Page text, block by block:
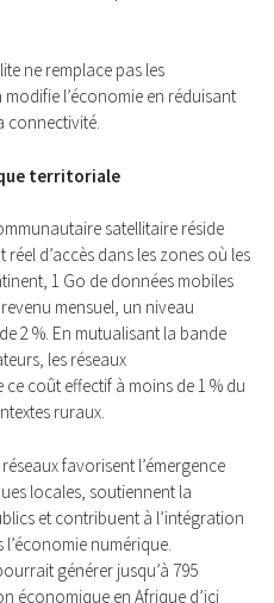
ne remplace pas les
l’économie en réduisant
connectivité.
territoriale
satellitaire réside
d’accès dans les zones où les
1 Go de données mobiles
mensuel, un niveau
2 %. En mutualisant la bande
les réseaux
coût effectif à moins de 1 % du
ruraux.
favorisent l’émergence
locales, soutiennent la
et contribuent à l’intégration
numérique.
générer jusqu’à 795
économique en Afrique d’ici